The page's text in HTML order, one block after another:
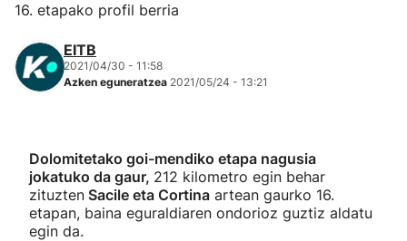
Kirol gehiago
16. etapako profil berria
EITB
2021/04/30 - 11:58
Azken eguneratzea 2021/05/24 - 13:21
Dolomitetako goi-mendiko etapa nagusia
jokatuko da gaur, 212 kilometro egin behar
zituzten Sacile eta Cortina artean gaurko 16.
etapan, baina eguraldiaren ondorioz guztiz aldatu
egin da.